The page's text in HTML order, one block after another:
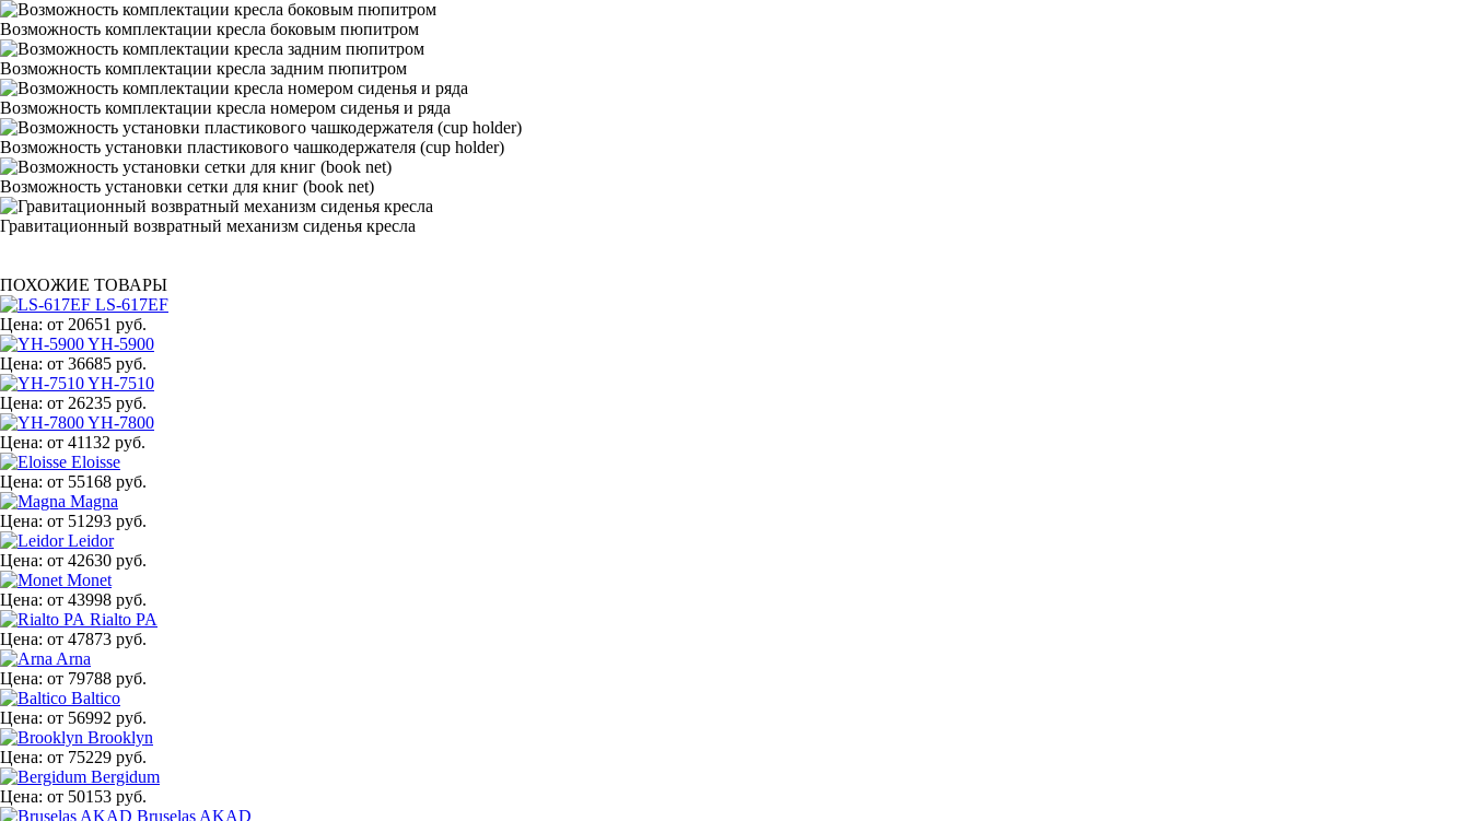
Возможность комплектации кресла боковым пюпитром
Возможность комплектации кресла задним пюпитром
Возможность комплектации кресла номером сиденья и ряда
Возможность установки пластикового чашкодержателя (cup holder)
Возможность установки сетки для книг (book net)
Гравитационный возвратный механизм сиденья кресла
ПОХОЖИЕ ТОВАРЫ
LS-617EF
Цена: от 20651 руб.
YH-5900
Цена: от 36685 руб.
YH-7510
Цена: от 26235 руб.
YH-7800
Цена: от 41132 руб.
Eloisse
Цена: от 55168 руб.
Magna
Цена: от 51293 руб.
Leidor
Цена: от 42630 руб.
Monet
Цена: от 43998 руб.
Rialto PA
Цена: от 47873 руб.
Arna
Цена: от 79788 руб.
Baltico
Цена: от 56992 руб.
Brooklyn
Цена: от 75229 руб.
Bergidum
Цена: от 50153 руб.
Bruselas AKAD